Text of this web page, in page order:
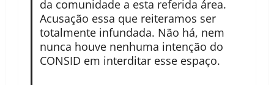
da comunidade a esta referida área.
Acusação essa que reiteramos ser
totalmente infundada. Não há, nem
nunca houve nenhuma intenção do
CONSID em interditar esse espaço.